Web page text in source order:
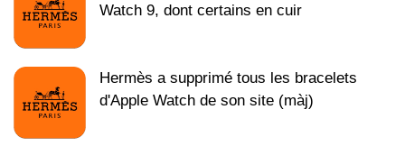
Watch 9, dont certains en cuir
Hermès a supprimé tous les bracelets
d'Apple Watch de son site (màj)